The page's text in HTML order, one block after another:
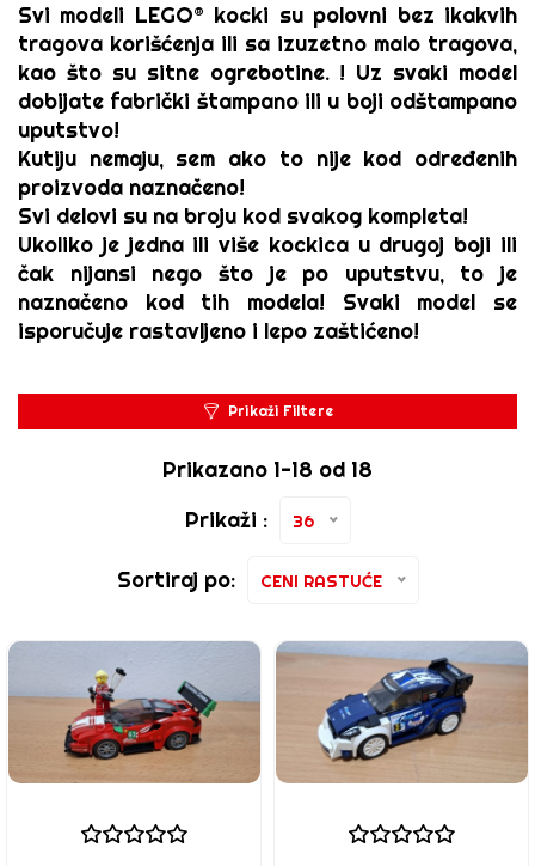
Svi modeli LEGO® kocki su polovni bez ikakvih
tragova korišćenja ili sa izuzetno malo tragova,
kao što su sitne ogrebotine. ! Uz svaki model
dobijate fabrički štampano ili u boji odštampano
uputstvo!
Kutiju nemaju, sem ako to nije kod određenih
proizvoda naznačeno!
Svi delovi su na broju kod svakog kompleta!
Ukoliko je jedna ili više kockica u drugoj boji ili
čak nijansi nego što je po uputstvu, to je
naznačeno kod tih modela! Svaki model se
isporučuje rastavljeno i lepo zaštićeno!
Prikaži Filtere
Prikazano 1-18 od 18
Prikaži :
36
Sortiraj po: CENI RASTUĆE